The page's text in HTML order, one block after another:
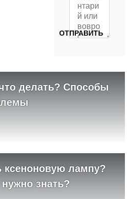
делать? Способы
ксеноновую лампу?
знать?